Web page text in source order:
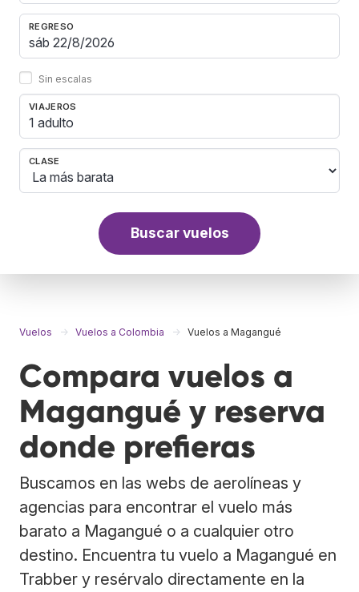
REGRESO
Sin escalas
VIAJEROS
1 adulto
CLASE
Buscar vuelos
Vuelos Vuelos a Colombia Vuelos a Magangué
Compara vuelos a
Magangué y reserva
donde prefieras
Buscamos en las webs de aerolíneas y
agencias para encontrar el vuelo más
barato a Magangué o a cualquier otro
destino. Encuentra tu vuelo a Magangué en
Trabber y resérvalo directamente en la